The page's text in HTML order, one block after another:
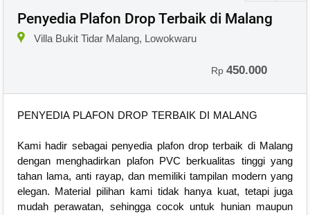
Penyedia Plafon Drop Terbaik di Malang
Villa Bukit Tidar Malang, Lowokwaru
Rp450.000
PENYEDIA PLAFON DROP TERBAIK DI MALANG
Kami hadir sebagai penyedia plafon drop terbaik di Malang
dengan menghadirkan plafon PVC berkualitas tinggi yang
tahan lama, anti rayap, dan memiliki tampilan modern yang
elegan. Material pilihan kami tidak hanya kuat, tetapi juga
mudah perawatan, sehingga cocok untuk hunian maupun